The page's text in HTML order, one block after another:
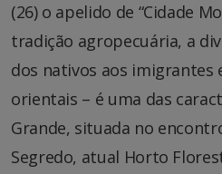
(26) o apelido de “Cidade
tradição agropecuária, a
dos nativos aos imigrantes
orientais – é uma das
Grande, situada no
Segredo, atual Horto